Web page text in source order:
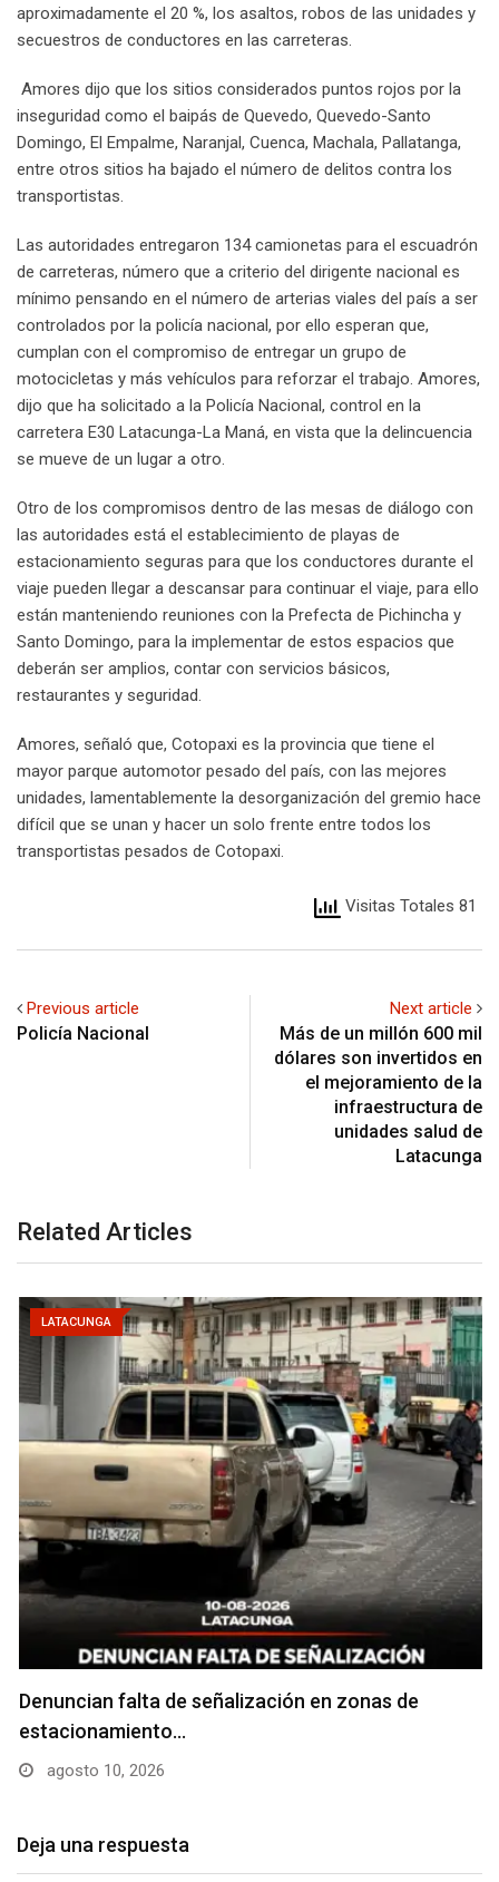
aproximadamente el 20 %, los asaltos, robos de las unidades y
secuestros de conductores en las carreteras.
Amores dijo que los sitios considerados puntos rojos por la
inseguridad como el baipás de Quevedo, Quevedo-Santo
Domingo, El Empalme, Naranjal, Cuenca, Machala, Pallatanga,
entre otros sitios ha bajado el número de delitos contra los
transportistas.
Las autoridades entregaron 134 camionetas para el escuadrón
de carreteras, número que a criterio del dirigente nacional es
mínimo pensando en el número de arterias viales del país a ser
controlados por la policía nacional, por ello esperan que,
cumplan con el compromiso de entregar un grupo de
motocicletas y más vehículos para reforzar el trabajo. Amores,
dijo que ha solicitado a la Policía Nacional, control en la
carretera E30 Latacunga-La Maná, en vista que la delincuencia
se mueve de un lugar a otro.
Otro de los compromisos dentro de las mesas de diálogo con
las autoridades está el establecimiento de playas de
estacionamiento seguras para que los conductores durante el
viaje pueden llegar a descansar para continuar el viaje, para ello
están manteniendo reuniones con la Prefecta de Pichincha y
Santo Domingo, para la implementar de estos espacios que
deberán ser amplios, contar con servicios básicos,
restaurantes y seguridad.
Amores, señaló que, Cotopaxi es la provincia que tiene el
mayor parque automotor pesado del país, con las mejores
unidades, lamentablemente la desorganización del gremio hace
difícil que se unan y hacer un solo frente entre todos los
transportistas pesados de Cotopaxi.
Visitas Totales 81
Previous article
Policía Nacional
Next article
Más de un millón 600 mil
dólares son invertidos en
el mejoramiento de la
infraestructura de
unidades salud de
Latacunga
Related Articles
LATACUNGA
Denuncian falta de señalización en zonas de
estacionamiento…
agosto 10, 2026
Deja una respuesta